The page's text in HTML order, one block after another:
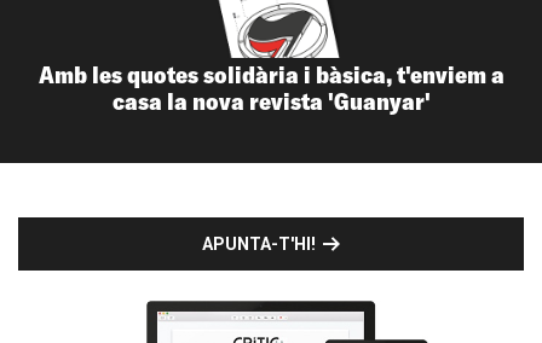
Amb les quotes solidària i bàsica, t'enviem a
casa la nova revista 'Guanyar'
APUNTA-T'HI!